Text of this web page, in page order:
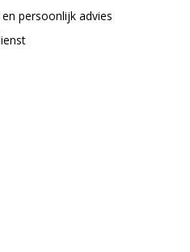
persoonlijk advies